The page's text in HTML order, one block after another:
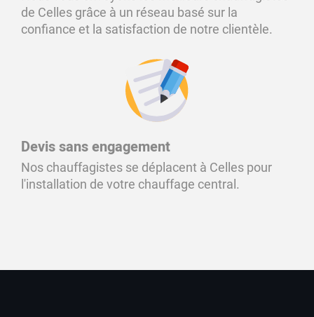
de Celles grâce à un réseau basé sur la
confiance et la satisfaction de notre clientèle.
Devis sans engagement
Nos chauffagistes se déplacent à Celles pour
l'installation de votre chauffage central.